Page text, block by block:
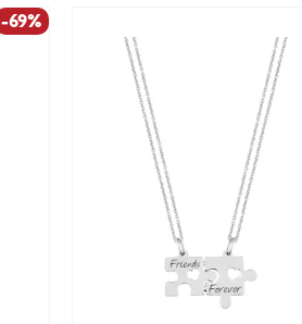
-69%